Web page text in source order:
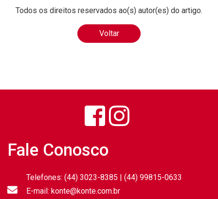
Todos os direitos reservados ao(s) autor(es) do artigo.
Voltar
Fale Conosco
Telefones: (44) 3023-8385 | (44) 99815-0633
E-mail: konte@konte.com.br